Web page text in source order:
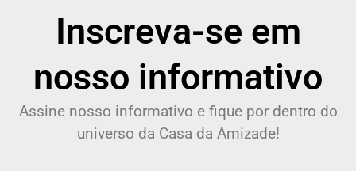
Inscreva-se em
nosso informativo
Assine nosso informativo e fique por dentro do
universo da Casa da Amizade!